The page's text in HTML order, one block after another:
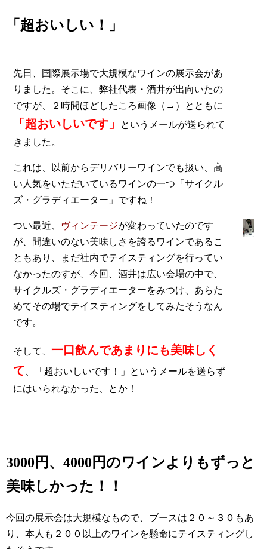
「超おいしい！」
先日、国際展示場で大規模なワインの展示会があ
りました。そこに、弊社代表・酒井が出向いたの
ですが、２時間ほどしたころ画像（→）とともに
「超おいしいです」
というメールが送られて
きました。
これは、以前からデリバリーワインでも扱い、高
い人気をいただいているワインの一つ「サイクル
ズ・グラディエーター」ですね！
つい最近、 ヴィンテージが変わっていたのです
が、間違いのない美味しさを誇るワインであるこ
ともあり、まだ社内でテイスティングを行ってい
なかったのすが、今回、酒井は広い会場の中で、
サイクルズ・グラディエーターをみつけ、あらた
めてその場でテイスティングをしてみたそうなん
です。
そして、 一口飲んであまりにも美味しく
て 、「超おいしいです！」というメールを送らず
にはいられなかった、とか！
3000円、4000円のワインよりもずっと
美味しかった！！
今回の展示会は大規模なもので、ブースは２０～３０もあ
り、本人も２００以上のワインを懸命にテイスティングし